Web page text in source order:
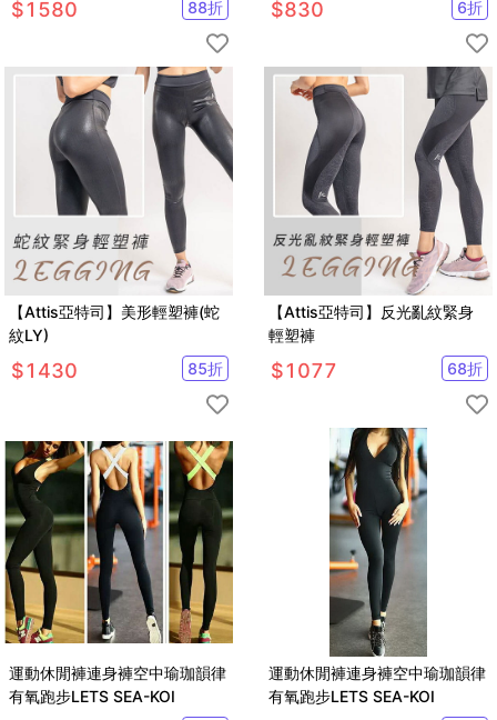
$1580 88折 $830 6折
【Attis亞特司】美形輕塑褲(蛇
紋LY)
$1430 85折
【Attis亞特司】反光亂紋緊身
輕塑褲
$1077 68折
運動休閒褲連身褲空中瑜珈韻律
有氧跑步LETS SEA-KOI
運動休閒褲連身褲空中瑜珈韻律
有氧跑步LETS SEA-KOI